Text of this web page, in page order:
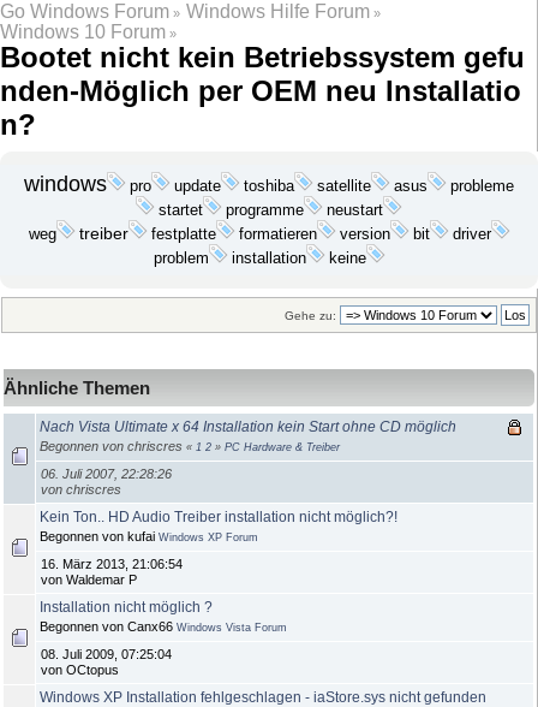
Go Windows Forum » Windows Hilfe Forum »
Windows 10 Forum »
Bootet nicht kein Betriebssystem gefu
nden-Möglich per OEM neu Installatio
n?
windows pro update toshiba satellite asus
probleme
startet
programme
neustart
weg
treiber festplatte formatieren version bit driver
problem installation keine
Gehe zu:
Ähnliche Themen
Nach Vista Ultimate x 64 Installation kein Start ohne CD möglich
Begonnen von chriscres « 1 2 » PC Hardware & Treiber
06. Juli 2007, 22:28:26
von chriscres
Kein Ton.. HD Audio Treiber installation nicht möglich?!
Begonnen von kufai Windows XP Forum
16. März 2013, 21:06:54
von Waldemar P
Installation nicht möglich ?
Begonnen von Canx66 Windows Vista Forum
08. Juli 2009, 07:25:04
von OCtopus
Windows XP Installation fehlgeschlagen - iaStore.sys nicht gefunden